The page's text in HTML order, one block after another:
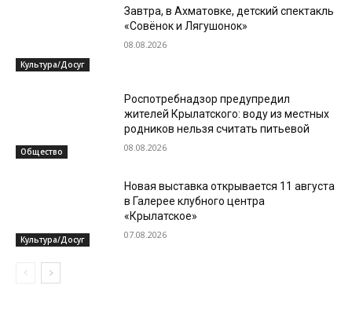
Культура/Досуг
Завтра, в Ахматовке, детский спектакль
«Совёнок и Лягушонок»
08.08.2026
Общество
Роспотребнадзор предупредил
жителей Крылатского: воду из местных
родников нельзя считать питьевой
08.08.2026
Культура/Досуг
Новая выставка открывается 11 августа
в Галерее клубного центра
«Крылатское»
07.08.2026